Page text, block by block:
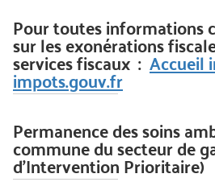
Pour toutes informations
sur les exonérations
services fiscaux : Accueil
impots.gouv.fr
Permanence des soins
commune du secteur de
d’Intervention Prioritaire)